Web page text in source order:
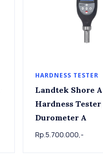
HARDNESS TESTER
Landtek Shore A
Hardness Tester
Durometer A
Rp.5.700.000,-